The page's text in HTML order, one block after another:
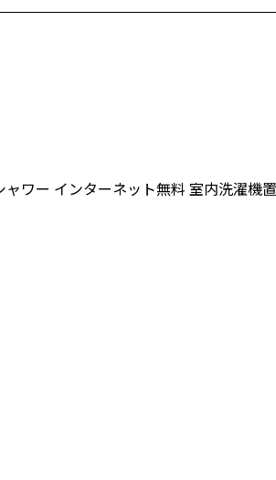
ャワー インターネット無料 室内洗濯機